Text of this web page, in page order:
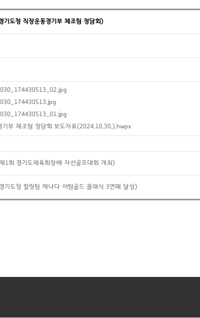
기도청 직장운동경기부 체조팀 정담회)
기부 체조팀 정담회 보도자료(2024.10.30.).hwpx
1회 경기도체육회장배 자선골프대회 개최)
기도청 컬링팀 캐나다 어텀골드 클래식 3연패 달성)